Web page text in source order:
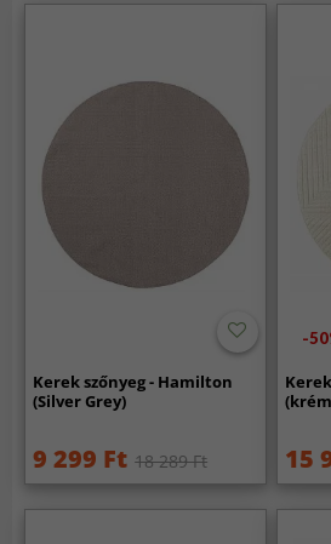
Kerek szőnyeg - Hamilton
(Silver Grey)
9 299 Ft 18 289 Ft
-
15